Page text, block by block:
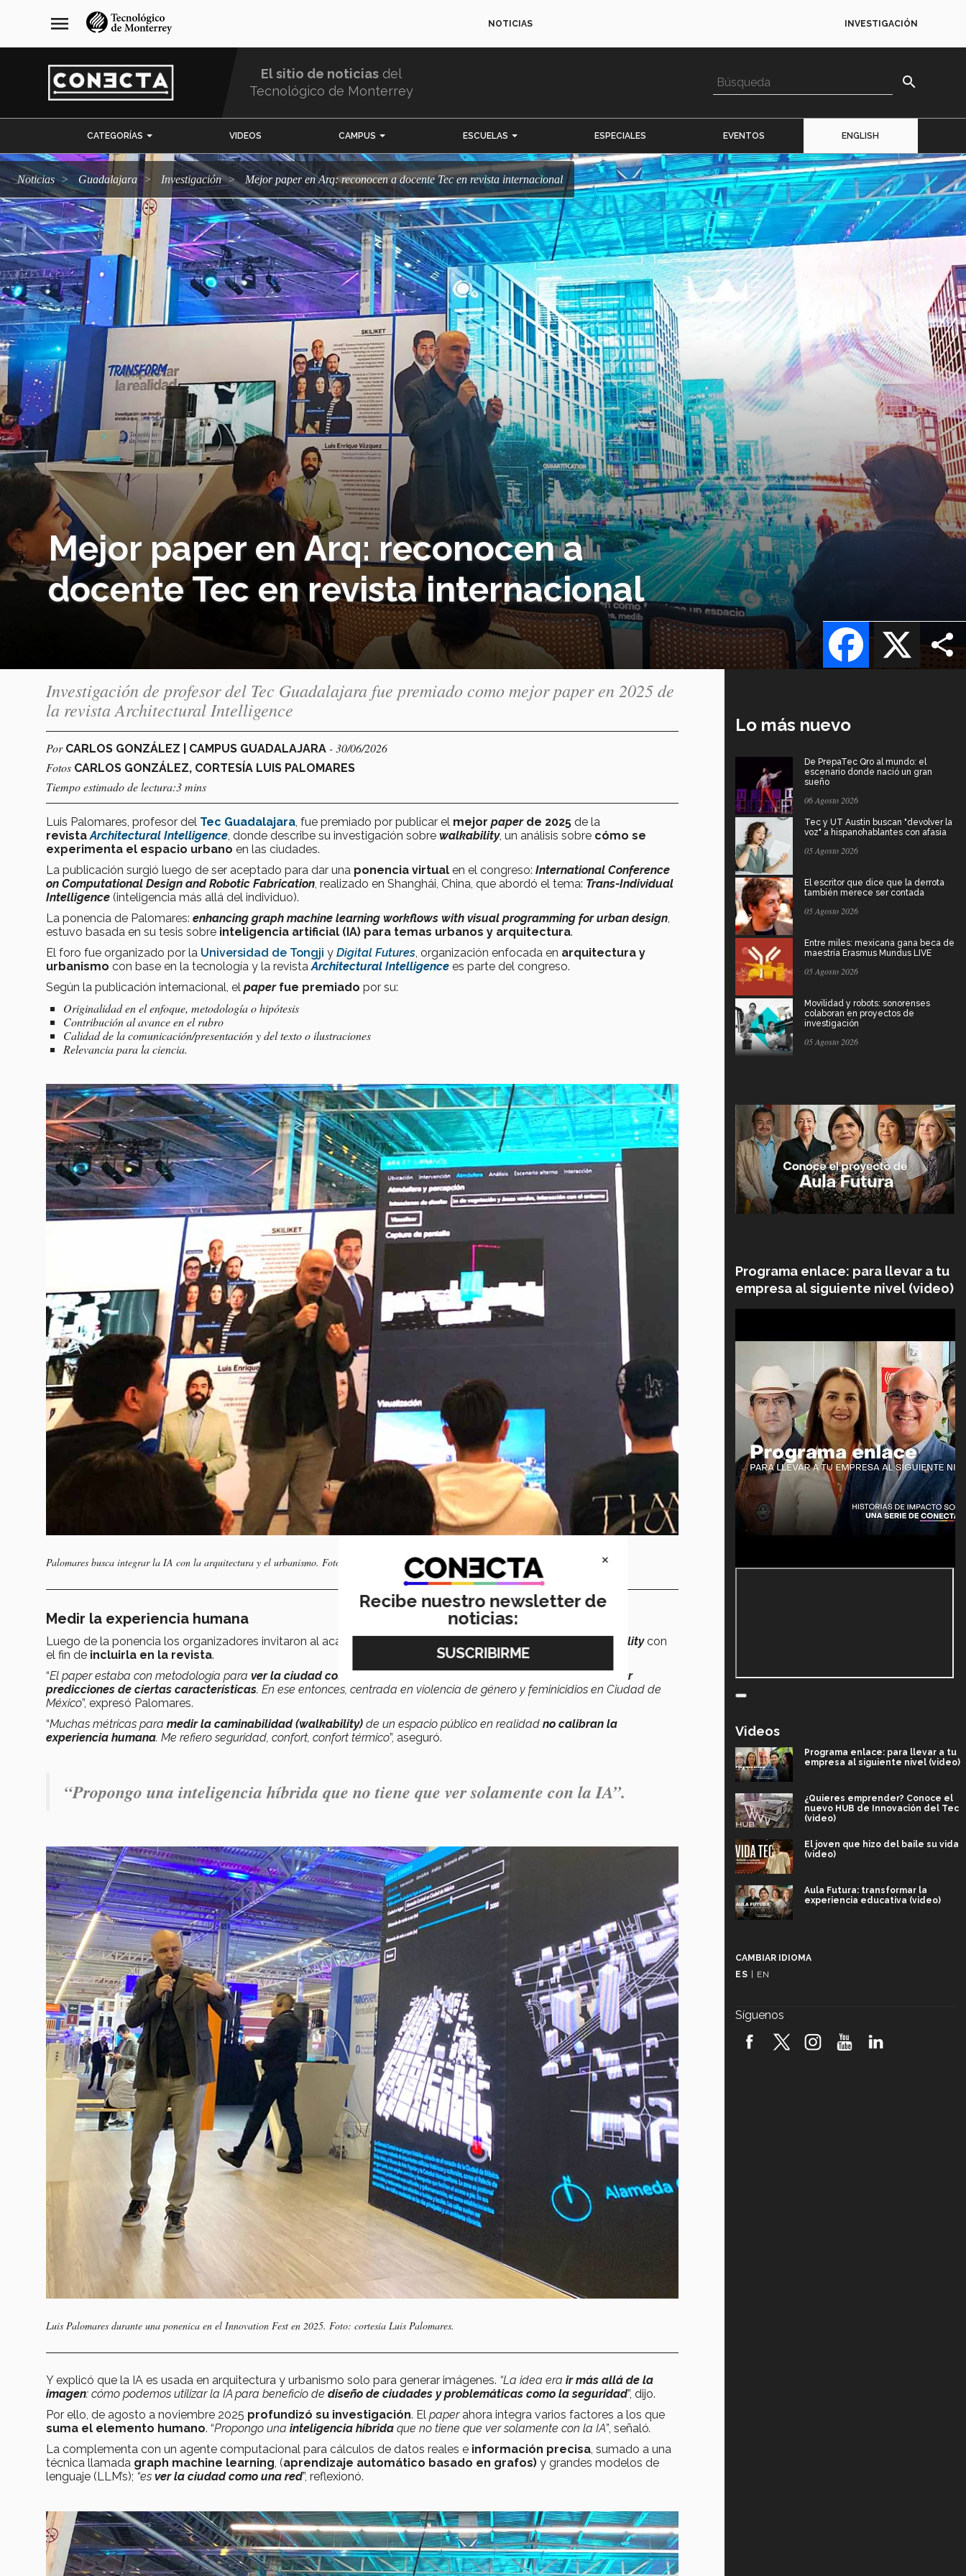
navegación
principal
menu NOTICIAS INVESTIGACIÓN
El sitio de noticias del
Tecnológico de Monterrey
search
CATEGORÍAS VIDEOS CAMPUS ESCUELAS ESPECIALES EVENTOS ENGLISH
Noticias Guadalajara Investigación Mejor paper en Arq: reconocen a docente Tec en revista internacional
Mejor paper en Arq: reconocen a
docente Tec en revista internacional
X
Facebook
Investigación de profesor del Tec Guadalajara fue premiado como mejor paper en 2025 de
la revista Architectural Intelligence
Por CARLOS GONZÁLEZ | CAMPUS GUADALAJARA - 30/06/2026
Fotos CARLOS GONZÁLEZ, CORTESÍA LUIS PALOMARES
Tiempo estimado de lectura:3 mins
Luis Palomares, profesor del Tec Guadalajara , fue premiado por publicar el mejor paperde 2025 de la
revista Architectural Intelligence , donde describe su investigación sobre walkability, un análisis sobre cómo se
experimenta el espacio urbano en las ciudades.
La publicación surgió luego de ser aceptado para dar una ponencia virtual en el congreso: International Conference
on Computational Design and Robotic Fabrication , realizado en Shanghái, China, que abordó el tema: Trans-Individual
Intelligence (inteligencia más allá del individuo).
La ponencia de Palomares: enhancing graph machine learning workflows with visual programming for urban design
estuvo basada en su tesis sobre inteligencia artificial (IA) para temas urbanos y arquitectura.
El foro fue organizado por la Universidad de Tongji y Digital Futures , organización enfocada en arquitectura y
urbanismo con base en la tecnología y la revista Architectural Intelligence es parte del congreso.
Según la publicación internacional, el paperfue premiado por su:
Originalidad en el enfoque, metodología o hipótesis
Contribución al avance en el rubro
Calidad de la comunicación/presentación y del texto o ilustraciones
Relevancia para la ciencia.
Palomares busca integrar la IA con la arquitectura y el urbanismo. Foto: Carlos González.
Medir la experiencia humana
Luego de la ponencia los organizadores invitaron al académico a walkabilitycon
el fin de incluirla en la revista.
“El paper estaba con metodología para ver la ciudad como una red de conexiones
hacer
predicciones de ciertas características. En ese entonces, centrada en violencia de género y feminicidios en Ciudad de
México”, expresó Palomares.
“Muchas métricas para medir la caminabilidad (walkability) de un espacio público en realidad no calibran la
experiencia humana. Me refiero seguridad, confort, confort térmico”, aseguró.
“Propongo una inteligencia híbrida que no tiene que ver solamente con la IA”.
Luis Palomares durante una ponenica en el Innovation Fest en 2025. Foto: cortesía Luis Palomares.
Y explicó que la IA es usada en arquitectura y urbanismo solo para generar imágenes. “La idea era ir más allá de la
imagen: cómo podemos utilizar la IA para beneficio de diseño de ciudades y problemáticas como la seguridad”, dijo.
Por ello, de agosto a noviembre 2025 profundizó su investigación. El paperahora integra varios factores a los que
suma el elemento humano. “Propongo una inteligencia híbrida que no tiene que ver solamente con la IA”, señaló.
La complementa con un agente computacional para cálculos de datos reales e información precisa, sumado a una
técnica llamada graph machine learning, (aprendizaje automático basado en grafos) y grandes modelos de
lenguaje (LLM’s); “es ver la ciudad como una red”, reflexionó.
Lo más nuevo
De PrepaTec Qro al mundo: el
escenario donde nació un gran
sueño
06 Agosto 2026
Tec y UT Austin buscan "devolver la
voz" a hispanohablantes con afasia
05 Agosto 2026
El escritor que dice que la derrota
también merece ser contada
05 Agosto 2026
Entre miles: mexicana gana beca de
maestría Erasmus Mundus LIVE
05 Agosto 2026
Movilidad y robots: sonorenses
colaboran en proyectos de
investigación
05 Agosto 2026
Programa enlace: para llevar a tu
empresa al siguiente nivel (video)
Videos
Programa enlace: para llevar a tu
empresa al siguiente nivel (video)
¿Quieres emprender? Conoce el
nuevo HUB de Innovación del Tec
(video)
El joven que hizo del baile su vida
(video)
Aula Futura: transformar la
experiencia educativa (video)
robótica FIRST 2026! (video)
CAMBIAR IDIOMA
ES | EN
Síguenos
×
Recibe nuestro newsletter de
noticias: